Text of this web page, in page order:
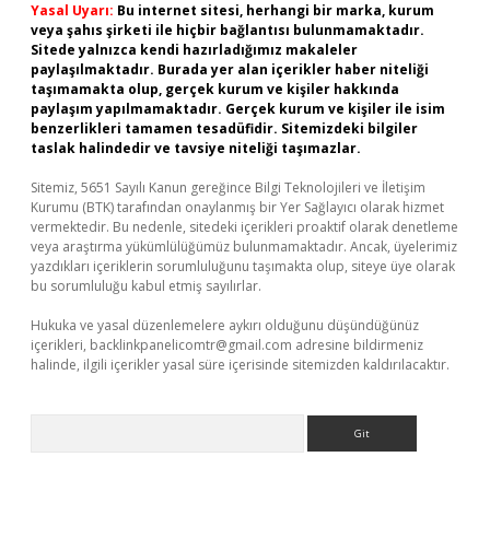
Yasal Uyarı: Bu internet sitesi, herhangi bir marka, kurum
veya şahıs şirketi ile hiçbir bağlantısı bulunmamaktadır.
Sitede yalnızca kendi hazırladığımız makaleler
paylaşılmaktadır. Burada yer alan içerikler haber niteliği
taşımamakta olup, gerçek kurum ve kişiler hakkında
paylaşım yapılmamaktadır. Gerçek kurum ve kişiler ile isim
benzerlikleri tamamen tesadüfidir. Sitemizdeki bilgiler
taslak halindedir ve tavsiye niteliği taşımazlar.
Sitemiz, 5651 Sayılı Kanun gereğince Bilgi Teknolojileri ve İletişim
Kurumu (BTK) tarafından onaylanmış bir Yer Sağlayıcı olarak hizmet
vermektedir. Bu nedenle, sitedeki içerikleri proaktif olarak denetleme
veya araştırma yükümlülüğümüz bulunmamaktadır. Ancak, üyelerimiz
yazdıkları içeriklerin sorumluluğunu taşımakta olup, siteye üye olarak
bu sorumluluğu kabul etmiş sayılırlar.
Hukuka ve yasal düzenlemelere aykırı olduğunu düşündüğünüz
içerikleri, backlinkpanelicomtr@gmail.com adresine bildirmeniz
halinde, ilgili içerikler yasal süre içerisinde sitemizden kaldırılacaktır.